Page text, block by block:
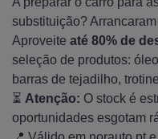
substituição?
Aproveite até 80% de
seleção de produtos:
barras de tejadilho,
⏳ Atenção: O stock é
oportunidades esgotam